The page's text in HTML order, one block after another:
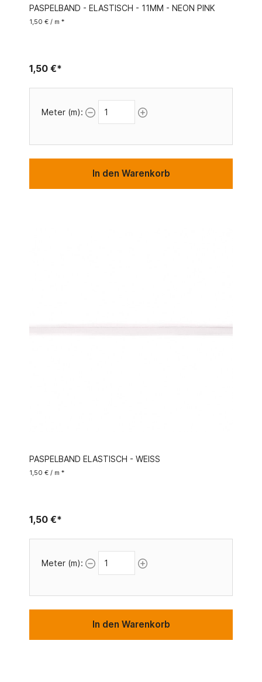
PASPELBAND - ELASTISCH - 11MM - NEON PINK
1,50 € / m *
1,50 €*
Meter (m):
In den Warenkorb
PASPELBAND ELASTISCH - WEISS
1,50 € / m *
1,50 €*
Meter (m):
In den Warenkorb